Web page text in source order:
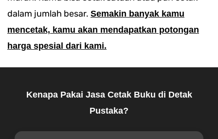
dalam jumlah besar. Semakin banyak kamu
mencetak, kamu akan mendapatkan potongan
harga spesial dari kami.
Kenapa Pakai Jasa Cetak Buku di Detak
Pustaka?